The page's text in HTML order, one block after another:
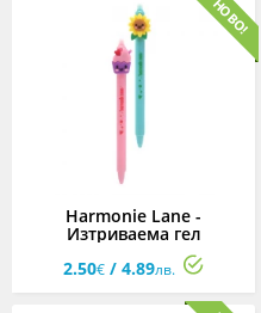
Harmonie Lane -
Изтриваема гел
химикалка, асортимент
2.50€ / 4.89лв.